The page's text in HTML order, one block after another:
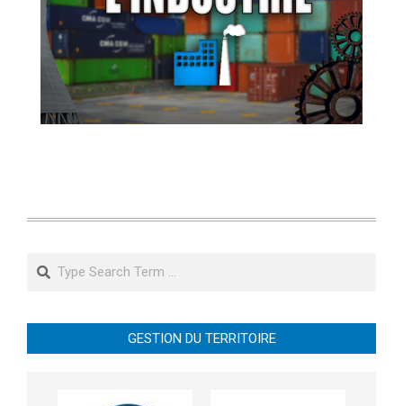
Search
GESTION DU TERRITOIRE